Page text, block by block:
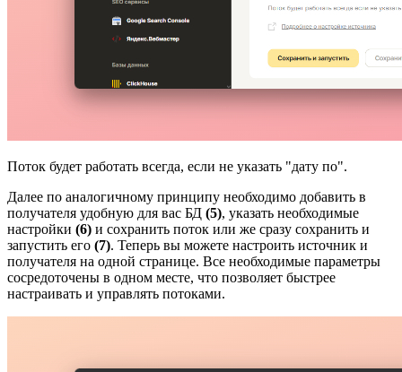
Поток будет работать всегда, если не указать "дату по".
Далее по аналогичному принципу необходимо добавить в
получателя удобную для вас БД (5), указать необходимые
настройки (6) и сохранить поток или же сразу сохранить и
запустить его (7). Теперь вы можете настроить источник и
получателя на одной странице. Все необходимые параметры
сосредоточены в одном месте, что позволяет быстрее
настраивать и управлять потоками.